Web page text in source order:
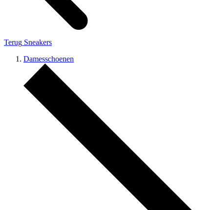
Terug Sneakers
Damesschoenen